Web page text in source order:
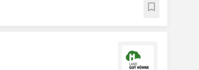
bookmark